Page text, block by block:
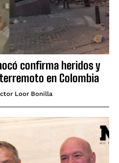
confirma heridos y
en Colombia
Loor Bonilla